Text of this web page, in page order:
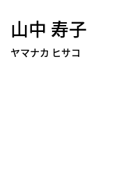
山中 寿子
ヤマナカ ヒサコ